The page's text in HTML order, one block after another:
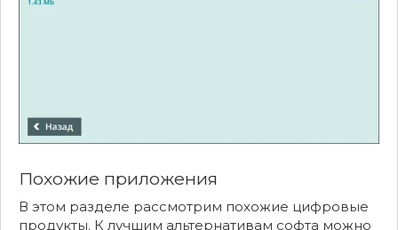
Похожие приложения
В этом разделе рассмотрим похожие цифровые
продукты. К лучшим альтернативам софта можно